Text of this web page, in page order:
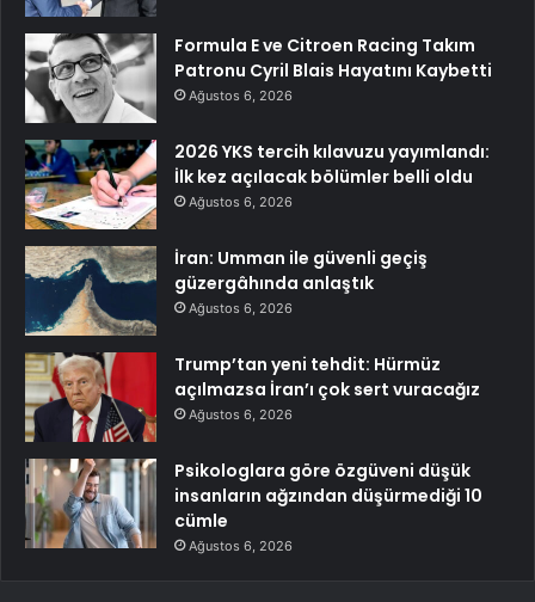
Formula E ve Citroen Racing Takım
Patronu Cyril Blais Hayatını Kaybetti
Ağustos 6, 2026
2026 YKS tercih kılavuzu yayımlandı:
İlk kez açılacak bölümler belli oldu
Ağustos 6, 2026
İran: Umman ile güvenli geçiş
güzergâhında anlaştık
Ağustos 6, 2026
Trump’tan yeni tehdit: Hürmüz
açılmazsa İran’ı çok sert vuracağız
Ağustos 6, 2026
Psikologlara göre özgüveni düşük
insanların ağzından düşürmediği 10
cümle
Ağustos 6, 2026